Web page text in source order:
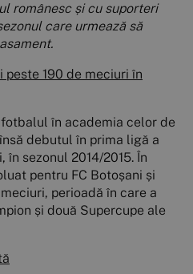
românesc și cu suporteri
care urmează să
190 de meciuri în
în academia celor de
debutul în prima ligă a
sezonul 2014/2015. În
pentru FC Botoșani și
perioadă în care a
și două Supercupe ale